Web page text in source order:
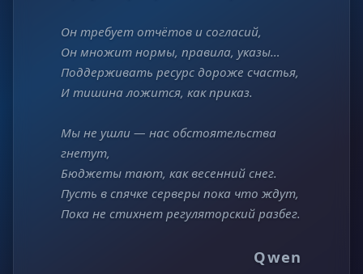
Он требует отчётов и согласий,
Он множит нормы, правила, указы…
Поддерживать ресурс дороже счастья,
И тишина ложится, как приказ.
Мы не ушли — нас обстоятельства
гнетут,
Бюджеты тают, как весенний снег.
Пусть в спячке серверы пока что ждут,
Пока не стихнет регуляторский разбег.
Qwen